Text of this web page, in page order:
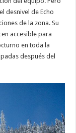
desnivel de Echo
de la zona. Su
accesible para
en toda la
después del